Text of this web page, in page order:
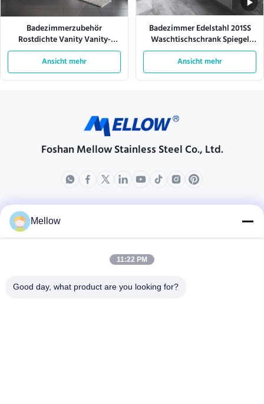
Badezimmerzubehör
Rostdichte Vanity Vanity-
Einheit bietet lang anhaltende
Rostdichte Vorteile und
stilvolle
Badezimmerdekoration
Ansicht mehr
Badezimmer Edelstahl 201SS
Waschtischschrank Spiegel
Aufbewahrung Wandmontage
Ansicht mehr
Foshan Mellow Stainless Steel Co., Ltd.
produits
Unternehmensprofil
Fabrik-Ausflug
Fälle
Mellow
11:22 PM
Good day, what product are you looking for?